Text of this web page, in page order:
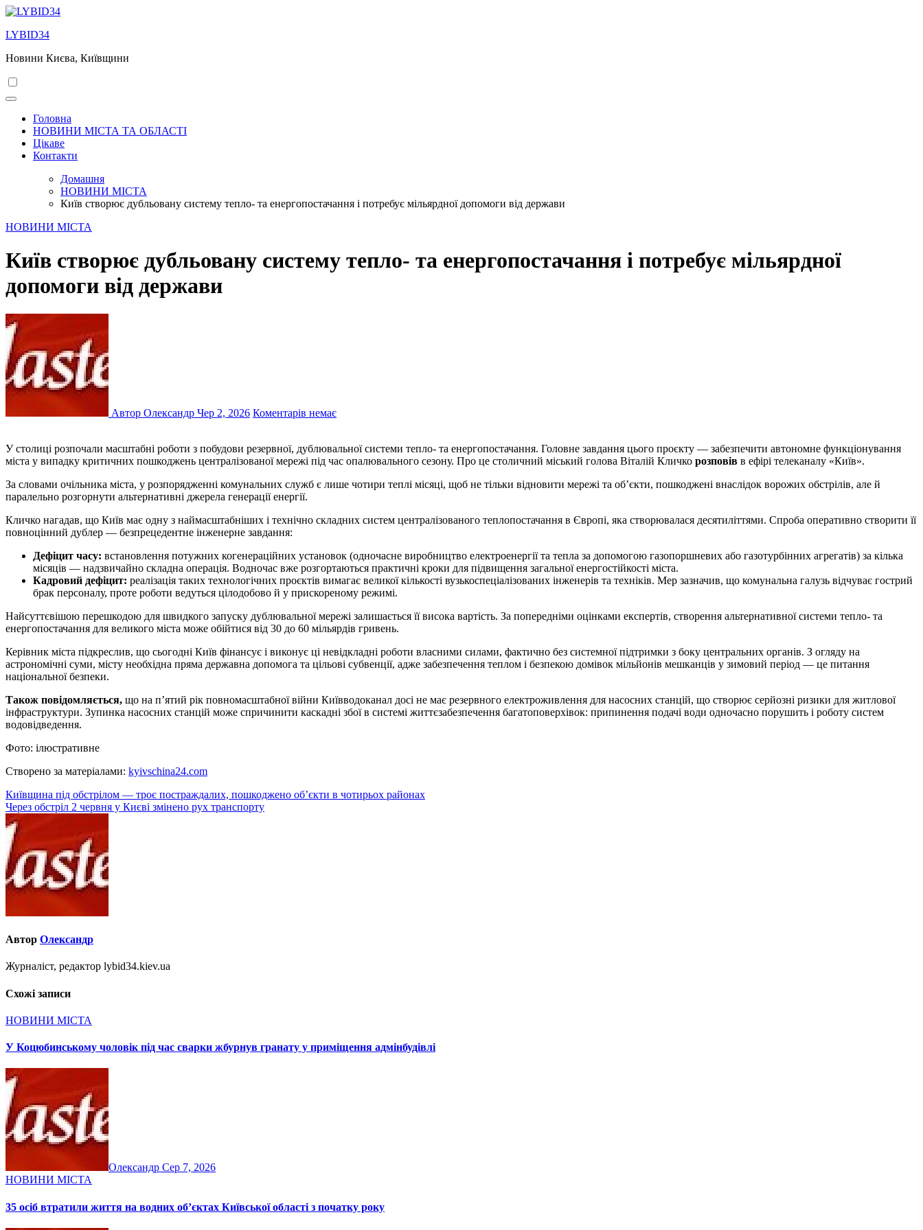
Перейти
вмісту
LYBID34
Новини Києва, Київщини
Головна
НОВИНИ МІСТА ТА ОБЛАСТІ
Цікаве
Контакти
Домашня
НОВИНИ МІСТА
Київ створює дубльовану систему тепло- та енергопостачання і потребує мільярдної допомоги від держави
НОВИНИ МІСТА
Київ створює дубльовану систему тепло- та енергопостачання і потребує мільярдної
допомоги від держави
Автор Олександр Чер 2, 2026 Коментарів немає
У столиці розпочали масштабні роботи з побудови резервної, дублювальної системи тепло- та енергопостачання. Головне завдання цього проєкту — забезпечити автономне функціонування
міста у випадку критичних пошкоджень централізованої мережі під час опалювального сезону. Про це столичний міський голова Віталій Кличко розповів в ефірі телеканалу «Київ».
За словами очільника міста, у розпорядженні комунальних служб є лише чотири теплі місяці, щоб не тільки відновити мережі та об’єкти, пошкоджені внаслідок ворожих обстрілів, але й
паралельно розгорнути альтернативні джерела генерації енергії.
Кличко нагадав, що Київ має одну з наймасштабніших і технічно складних систем централізованого теплопостачання в Європі, яка створювалася десятиліттями. Спроба оперативно створити її
повноцінний дублер — безпрецедентне інженерне завдання:
Дефіцит часу: встановлення потужних когенераційних установок (одночасне виробництво електроенергії та тепла за допомогою газопоршневих або газотурбінних агрегатів) за кілька
місяців — надзвичайно складна операція. Водночас вже розгортаються практичні кроки для підвищення загальної енергостійкості міста.
Кадровий дефіцит: реалізація таких технологічних проєктів вимагає великої кількості вузькоспеціалізованих інженерів та техніків. Мер зазначив, що комунальна галузь відчуває гострий
брак персоналу, проте роботи ведуться цілодобово й у прискореному режимі.
Найсуттєвішою перешкодою для швидкого запуску дублювальної мережі залишається її висока вартість. За попередніми оцінками експертів, створення альтернативної системи тепло- та
енергопостачання для великого міста може обійтися від 30 до 60 мільярдів гривень.
Керівник міста підкреслив, що сьогодні Київ фінансує і виконує ці невідкладні роботи власними силами, фактично без системної підтримки з боку центральних органів. З огляду на
астрономічні суми, місту необхідна пряма державна допомога та цільові субвенції, адже забезпечення теплом і безпекою домівок мільйонів мешканців у зимовий період — це питання
національної безпеки.
Також повідомляється, що на п’ятий рік повномасштабної війни Київводоканал досі не має резервного електроживлення для насосних станцій, що створює серйозні ризики для житлової
інфраструктури. Зупинка насосних станцій може спричинити каскадні збої в системі життєзабезпечення багатоповерхівок: припинення подачі води одночасно порушить і роботу систем
водовідведення.
Фото: ілюстративне
Створено за матеріалами: kyivschina24.com
Навігація
записів
Київщина під обстрілом — троє постраждалих, пошкоджено об’єкти в чотирьох районах
Через обстріл 2 червня у Києві змінено рух транспорту
Автор Олександр
Журналіст, редактор lybid34.kiev.ua
Схожі записи
НОВИНИ МІСТА
У Коцюбинському чоловік під час сварки жбурнув гранату у приміщення адмінбудівлі
Олександр Сер 7, 2026
НОВИНИ МІСТА
35 осіб втратили життя на водних об’єктах Київської області з початку року